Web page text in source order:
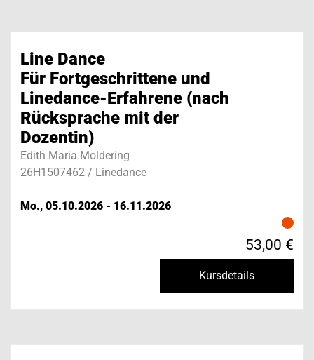
Line Dance
Für Fortgeschrittene und
Linedance-Erfahrene (nach
Rücksprache mit der
Dozentin)
Edith Maria Moldering
26H1507462 / Linedance
Mo., 05.10.2026 - 16.11.2026
53,00 €
Kursdetails